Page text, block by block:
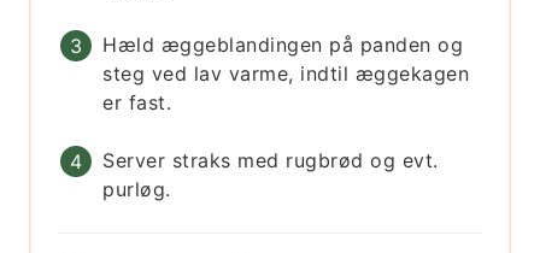
Hæld æggeblandingen på panden og
steg ved lav varme, indtil æggekagen
er fast.
Server straks med rugbrød og evt.
purløg.